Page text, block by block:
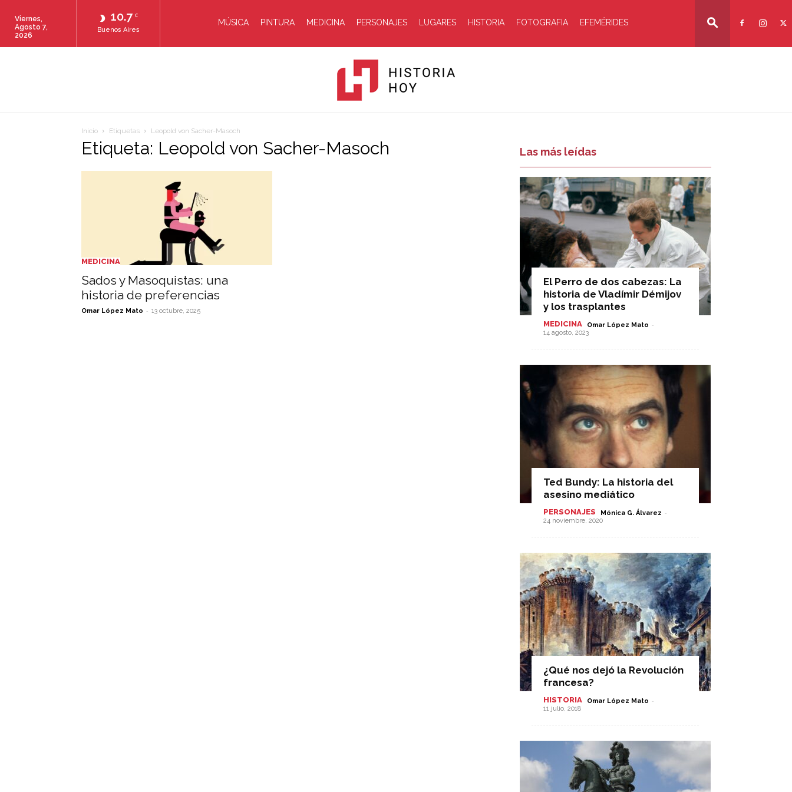
10.7 C
Buenos Aires
Viernes,
Agosto 7,
2026
MÚSICA PINTURA MEDICINA PERSONAJES LUGARES HISTORIA FOTOGRAFIA EFEMÉRIDES
Inicio Etiquetas Leopold von Sacher-Masoch
Etiqueta: Leopold von Sacher-Masoch
MEDICINA
Sados y Masoquistas: una
historia de preferencias
Omar López Mato - 13 octubre, 2025
Las más leídas
El Perro de dos cabezas: La
historia de Vladímir Démijov
y los trasplantes
MEDICINA Omar López Mato -
14 agosto, 2023
Ted Bundy: La historia del
asesino mediático
PERSONAJES Mónica G. Álvarez -
24 noviembre, 2020
¿Qué nos dejó la Revolución
francesa?
HISTORIA Omar López Mato -
11 julio, 2018